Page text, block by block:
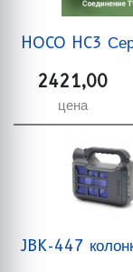
HOCO HC3
2421,00
цена
JBK-447